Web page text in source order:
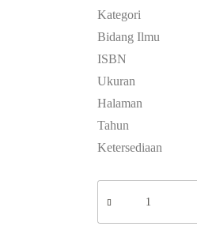
Kategori
Bidang Ilmu
ISBN
Ukuran
Halaman
Tahun
Ketersediaan